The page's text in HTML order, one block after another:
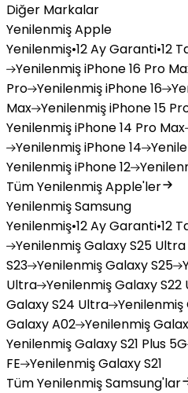
Diğer Markalar
Yenilenmiş Apple
Yenilenmiş•12 Ay Garanti•12
YenilenmişiPhone 16 Pro
Pro YenilenmişiPhone 16
Max YenilenmişiPhone 15
YenilenmişiPhone 14 Pro Max
YenilenmişiPhone 14
YenilenmişiPhone 12
Tüm Yenilenmiş Apple'ler
Yenilenmiş Samsung
Yenilenmiş•12 Ay Garanti•12
YenilenmişGalaxy S25
S23 YenilenmişGalaxy S25
Ultra YenilenmişGalaxy S22
Galaxy S24 Ultra Yenilenmiş
Galaxy A02 Yenilenmiş
YenilenmişGalaxy S21 Plus 5G
FE YenilenmişGalaxy S21
Tüm Yenilenmiş Samsung'lar